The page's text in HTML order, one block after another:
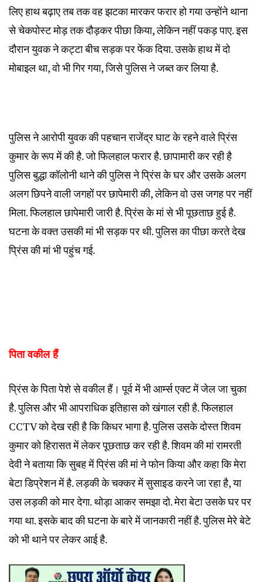
लिए हाथ बढ़ाए तब तक वह झटका मारकर फरार हो गया उन्होंने थाना
से चेकपोस्ट मोड़ तक दौड़कर पीछा किया, लेकिन नहीं पकड़ पाए. इस
दौरान युवक ने कट्टा बीच सड़क पर फेंक दिया. उसके हाथ में दो
मोबाइल था, वो भी गिर गया, जिसे पुलिस ने जब्त कर लिया है.
पुलिस ने आरोपी युवक की पहचान राजेंद्र घाट के रहने वाले प्रिंस
कुमार के रूप में की है. जो फिलहाल फरार है. छापामारी कर रही है
पुलिस बुद्धा कॉलोनी थाने की पुलिस ने प्रिंस के घर और उसके अलग
अलग छिपने वाली जगहों पर छापेमारी की, लेकिन वो उस जगह पर नहीं
मिला. फिलहाल छापेमारी जारी है. प्रिंस के मां से भी पूछताछ हुई है.
घटना के वक्त उसकी मां भी सड़क पर थी. पुलिस का पीछा करते देख
प्रिंस की मां भी पहुंच गई.
पिता वकील हैं
प्रिंस के पिता पेशे से वकील हैं। पूर्व में भी आर्म्स एक्ट में जेल जा चुका
है. पुलिस और भी आपराधिक इतिहास को खंगाल रही है. फिलहाल
CCTV को देख रही है कि किधर भागा है. पुलिस उसके दोस्त शिवम
कुमार को हिरासत में लेकर पूछताछ कर रही है. शिवम की मां रामरती
देवी ने बताया कि सुबह में प्रिंस की मां ने फोन किया और कहा कि मेरा
बेटा डिप्रेशन में है. लड़की के चक्कर में सुसाइड करने जा रहा है, या
उस लड़की को मार देगा. थोड़ा आकर समझा दो. मेरा बेटा उसके घर पर
गया था. इसके बाद की घटना के बारे में जानकारी नहीं है. पुलिस मेरे बेटे
को भी थाने पर लेकर आई है.